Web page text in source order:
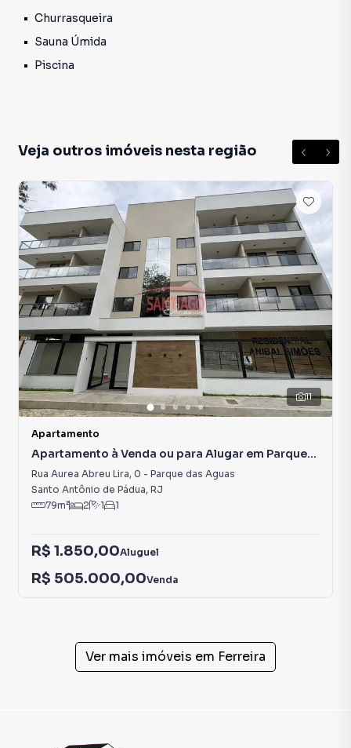
Churrasqueira
Sauna Úmida
Piscina
Veja outros imóveis nesta região
11
Apartamento
Apartamento à Venda ou para Alugar em Parque
das Aguas
Rua Aurea Abreu Lira, 0 - Parque das Aguas
Santo Antônio de Pádua, RJ
79m² 2 1 1
R$ 1.850,00Aluguel
R$ 505.000,00Venda
Ver mais imóveis em Ferreira